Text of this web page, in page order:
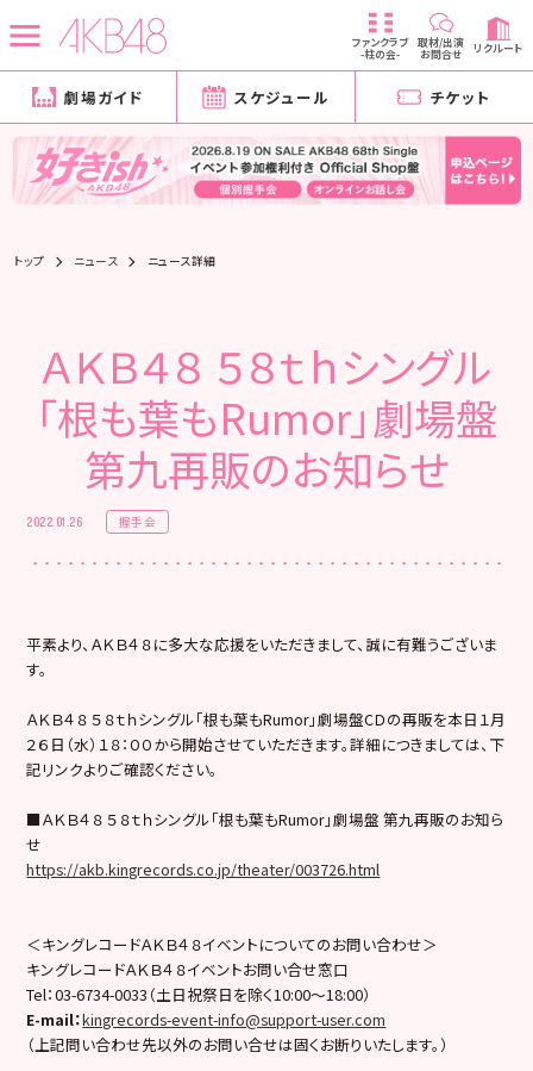
ファンクラブ
-柱の会-
取材/出演
お問合せ リクルート
劇場ガイド スケジュール チケット
トップ ニュース ニュース詳細
ＡＫＢ４８ ５８ｔｈシングル
「根も葉もRumor」劇場盤
第九再販のお知らせ
2022.01.26 握手会
平素より、ＡＫＢ４８に多大な応援をいただきまして、誠に有難うございま
す。
ＡＫＢ４８ ５８ｔｈシングル「根も葉もRumor」劇場盤CＤの再販を本日１月
２６日（水）１８：００から開始させていただきます。詳細につきましては、下
記リンクよりご確認ください。
■ＡＫＢ４８ ５８ｔｈシングル「根も葉もRumor」劇場盤 第九再販のお知ら
せ
https://akb.kingrecords.co.jp/theater/003726.html
＜キングレコードＡＫＢ４８イベントについてのお問い合わせ＞
キングレコードＡＫＢ４８イベントお問い合せ窓口
Tel：03-6734-0033（土日祝祭日を除く10:00〜18:00）
E-mail：kingrecords-event-info@support-user.com
（上記問い合わせ先以外のお問い合せは固くお断りいたします。）